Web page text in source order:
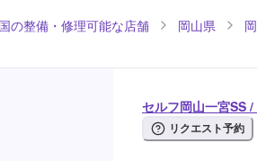
の整備・修理可能な店舗 岡山県
セルフ岡山一宮SS
リクエスト予約